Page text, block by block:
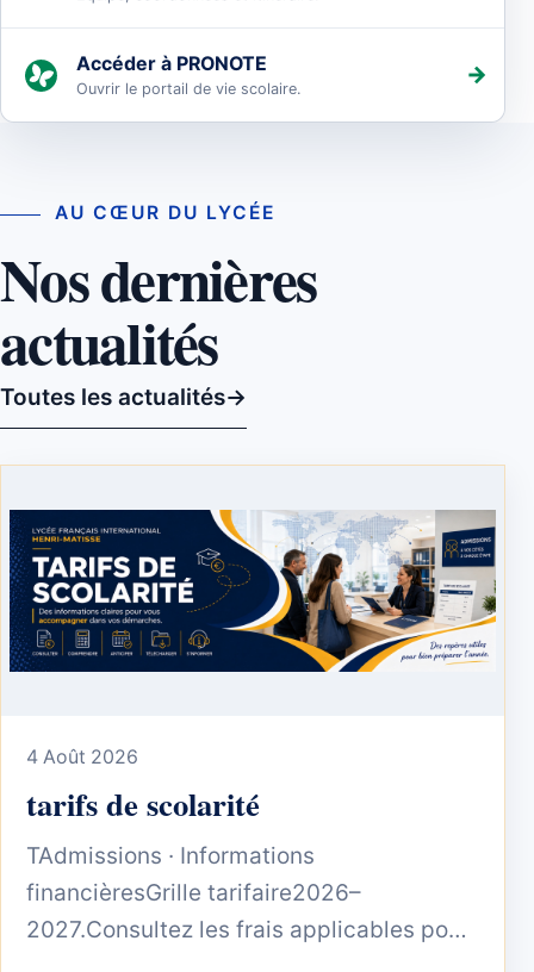
Accéder à PRONOTE
Ouvrir le portail de vie scolaire. →
(s’ouvre dans un nouvel onglet)
AU CŒUR DU LYCÉE
Nos dernières
actualités
Toutes les actualités→
4 Août 2026
tarifs de scolarité
TAdmissions · Informations
financièresGrille tarifaire2026–
2027.Consultez les frais applicables pour